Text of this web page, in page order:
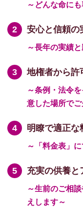
～どんな命に
安心と信頼の
～長年の実績
地権者から許
～条例・法令
意した場所で
明瞭で適正な
～「料金表」
充実の供養と
～生前のご相
えします～